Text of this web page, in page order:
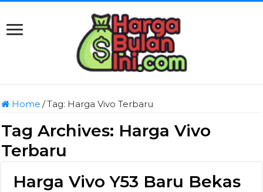
Home /Tag: Harga Vivo Terbaru
Tag Archives: Harga Vivo
Terbaru
Harga Vivo Y53 Baru Bekas